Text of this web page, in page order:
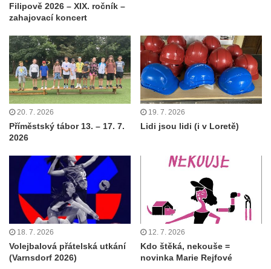
Filipově 2026 – XIX. ročník –
zahajovací koncert
20. 7. 2026
Příměstský tábor 13. – 17. 7.
2026
19. 7. 2026
Lidi jsou lidi (i v Loretě)
18. 7. 2026
Volejbalová přátelská utkání
(Varnsdorf 2026)
12. 7. 2026
Kdo štěká, nekouše =
novinka Marie Rejfové